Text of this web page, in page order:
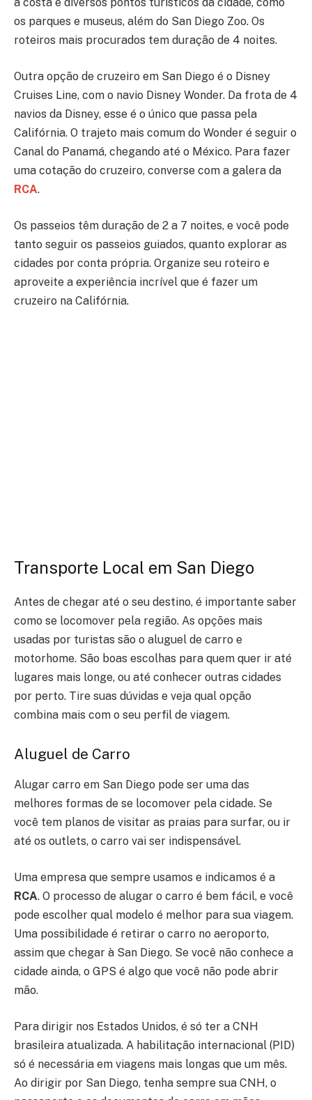
a costa e diversos pontos turísticos da cidade, como
os parques e museus, além do San Diego Zoo. Os
roteiros mais procurados tem duração de 4 noites.
Outra opção de cruzeiro em San Diego é o Disney
Cruises Line, com o navio Disney Wonder. Da frota de 4
navios da Disney, esse é o único que passa pela
Califórnia. O trajeto mais comum do Wonder é seguir o
Canal do Panamá, chegando até o México. Para fazer
uma cotação do cruzeiro, converse com a galera da
RCA.
Os passeios têm duração de 2 a 7 noites, e você pode
tanto seguir os passeios guiados, quanto explorar as
cidades por conta própria. Organize seu roteiro e
aproveite a experiência incrível que é fazer um
cruzeiro na Califórnia.
Transporte Local em San Diego
Antes de chegar até o seu destino, é importante saber
como se locomover pela região. As opções mais
usadas por turistas são o aluguel de carro e
motorhome. São boas escolhas para quem quer ir até
lugares mais longe, ou até conhecer outras cidades
por perto. Tire suas dúvidas e veja qual opção
combina mais com o seu perfil de viagem.
Aluguel de Carro
Alugar carro em San Diego pode ser uma das
melhores formas de se locomover pela cidade. Se
você tem planos de visitar as praias para surfar, ou ir
até os outlets, o carro vai ser indispensável.
Uma empresa que sempre usamos e indicamos é a
RCA. O processo de alugar o carro é bem fácil, e você
pode escolher qual modelo é melhor para sua viagem.
Uma possibilidade é retirar o carro no aeroporto,
assim que chegar à San Diego. Se você não conhece a
cidade ainda, o GPS é algo que você não pode abrir
mão.
Para dirigir nos Estados Unidos, é só ter a CNH
brasileira atualizada. A habilitação internacional (PID)
só é necessária em viagens mais longas que um mês.
Ao dirigir por San Diego, tenha sempre sua CNH, o